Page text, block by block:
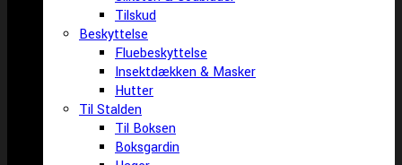
Tilskud
Beskyttelse
Fluebeskyttelse
Insektdækken & Masker
Hutter
Til Stalden
Til Boksen
Boksgardin